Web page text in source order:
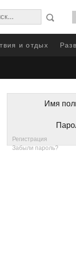
и отдых
Имя
Регистрация
Забыли пароль?